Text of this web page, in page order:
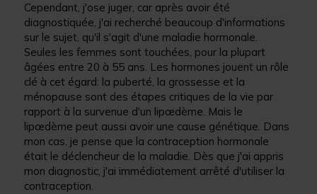
Cependant, j'ose juger, car après avoir été
diagnostiquée, j'ai recherché beaucoup d'informations
sur le sujet, qu'il s'agit d'une maladie hormonale.
Seules les femmes sont touchées, pour la plupart
âgées entre 20 à 55 ans. Les hormones jouent un rôle
clé à cet égard: la puberté, la grossesse et la
ménopause sont des étapes critiques de la vie par
rapport à la survenue d'un lipœdème. Mais le
lipœdème peut aussi avoir une cause génétique. Dans
mon cas, je pense que la contraception hormonale
était le déclencheur de la maladie. Dès que j'ai appris
mon diagnostic, j'ai immédiatement arrêté d'utiliser la
contraception.